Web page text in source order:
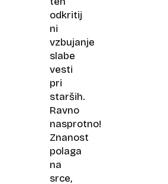
odkritij
ni
vzbujanje
slabe
vesti
pri
starših.
Ravno
nasprotno!
Znanost
polaga
na
srce,